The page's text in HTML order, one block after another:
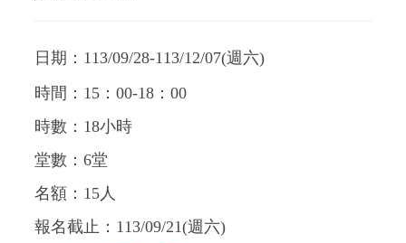
日期：113/09/28-113/12/07(週六)
時間：15：00-18：00
時數：18小時
堂數：6堂
名額：15人
報名截止：113/09/21(週六)